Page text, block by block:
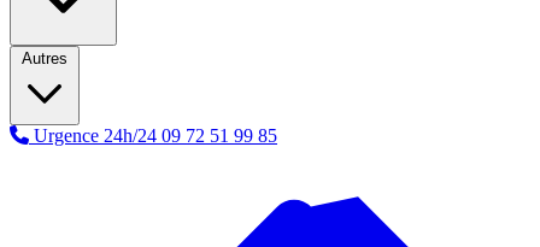
Autres
Urgence 24h/24 09 72 51 99 85